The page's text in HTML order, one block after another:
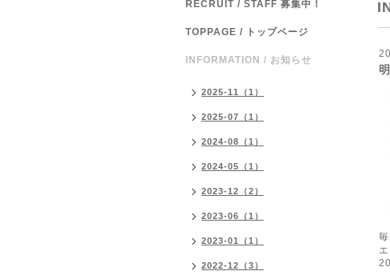
RECRUIT / STAFF 募集中！
TOPPAGE / トップページ
INFORMATION / お知らせ
2025-11（1）
2025-07（1）
2024-08（1）
2024-05（1）
2023-12（2）
2023-06（1）
2023-01（1）
2022-12（3）